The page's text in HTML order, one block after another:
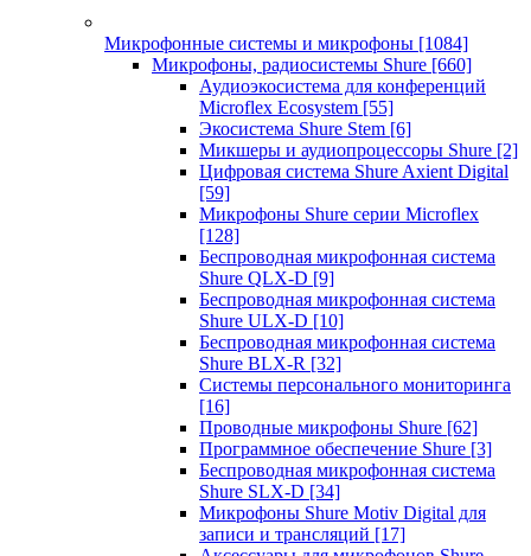
Микрофонные системы и микрофоны [1084]
Микрофоны, радиосистемы Shure [660]
Аудиоэкосистема для конференций
Microflex Ecosystem [55]
Экосистема Shure Stem [6]
Микшеры и аудиопроцессоры Shure [2]
Цифровая система Shure Axient Digital
[59]
Микрофоны Shure серии Microflex
[128]
Беспроводная микрофонная система
Shure QLX-D [9]
Беспроводная микрофонная система
Shure ULX-D [10]
Беспроводная микрофонная система
Shure BLX-R [32]
Системы персонального мониторинга
[16]
Проводные микрофоны Shure [62]
Программное обеспечение Shure [3]
Беспроводная микрофонная система
Shure SLX-D [34]
Микрофоны Shure Motiv Digital для
записи и трансляций [17]